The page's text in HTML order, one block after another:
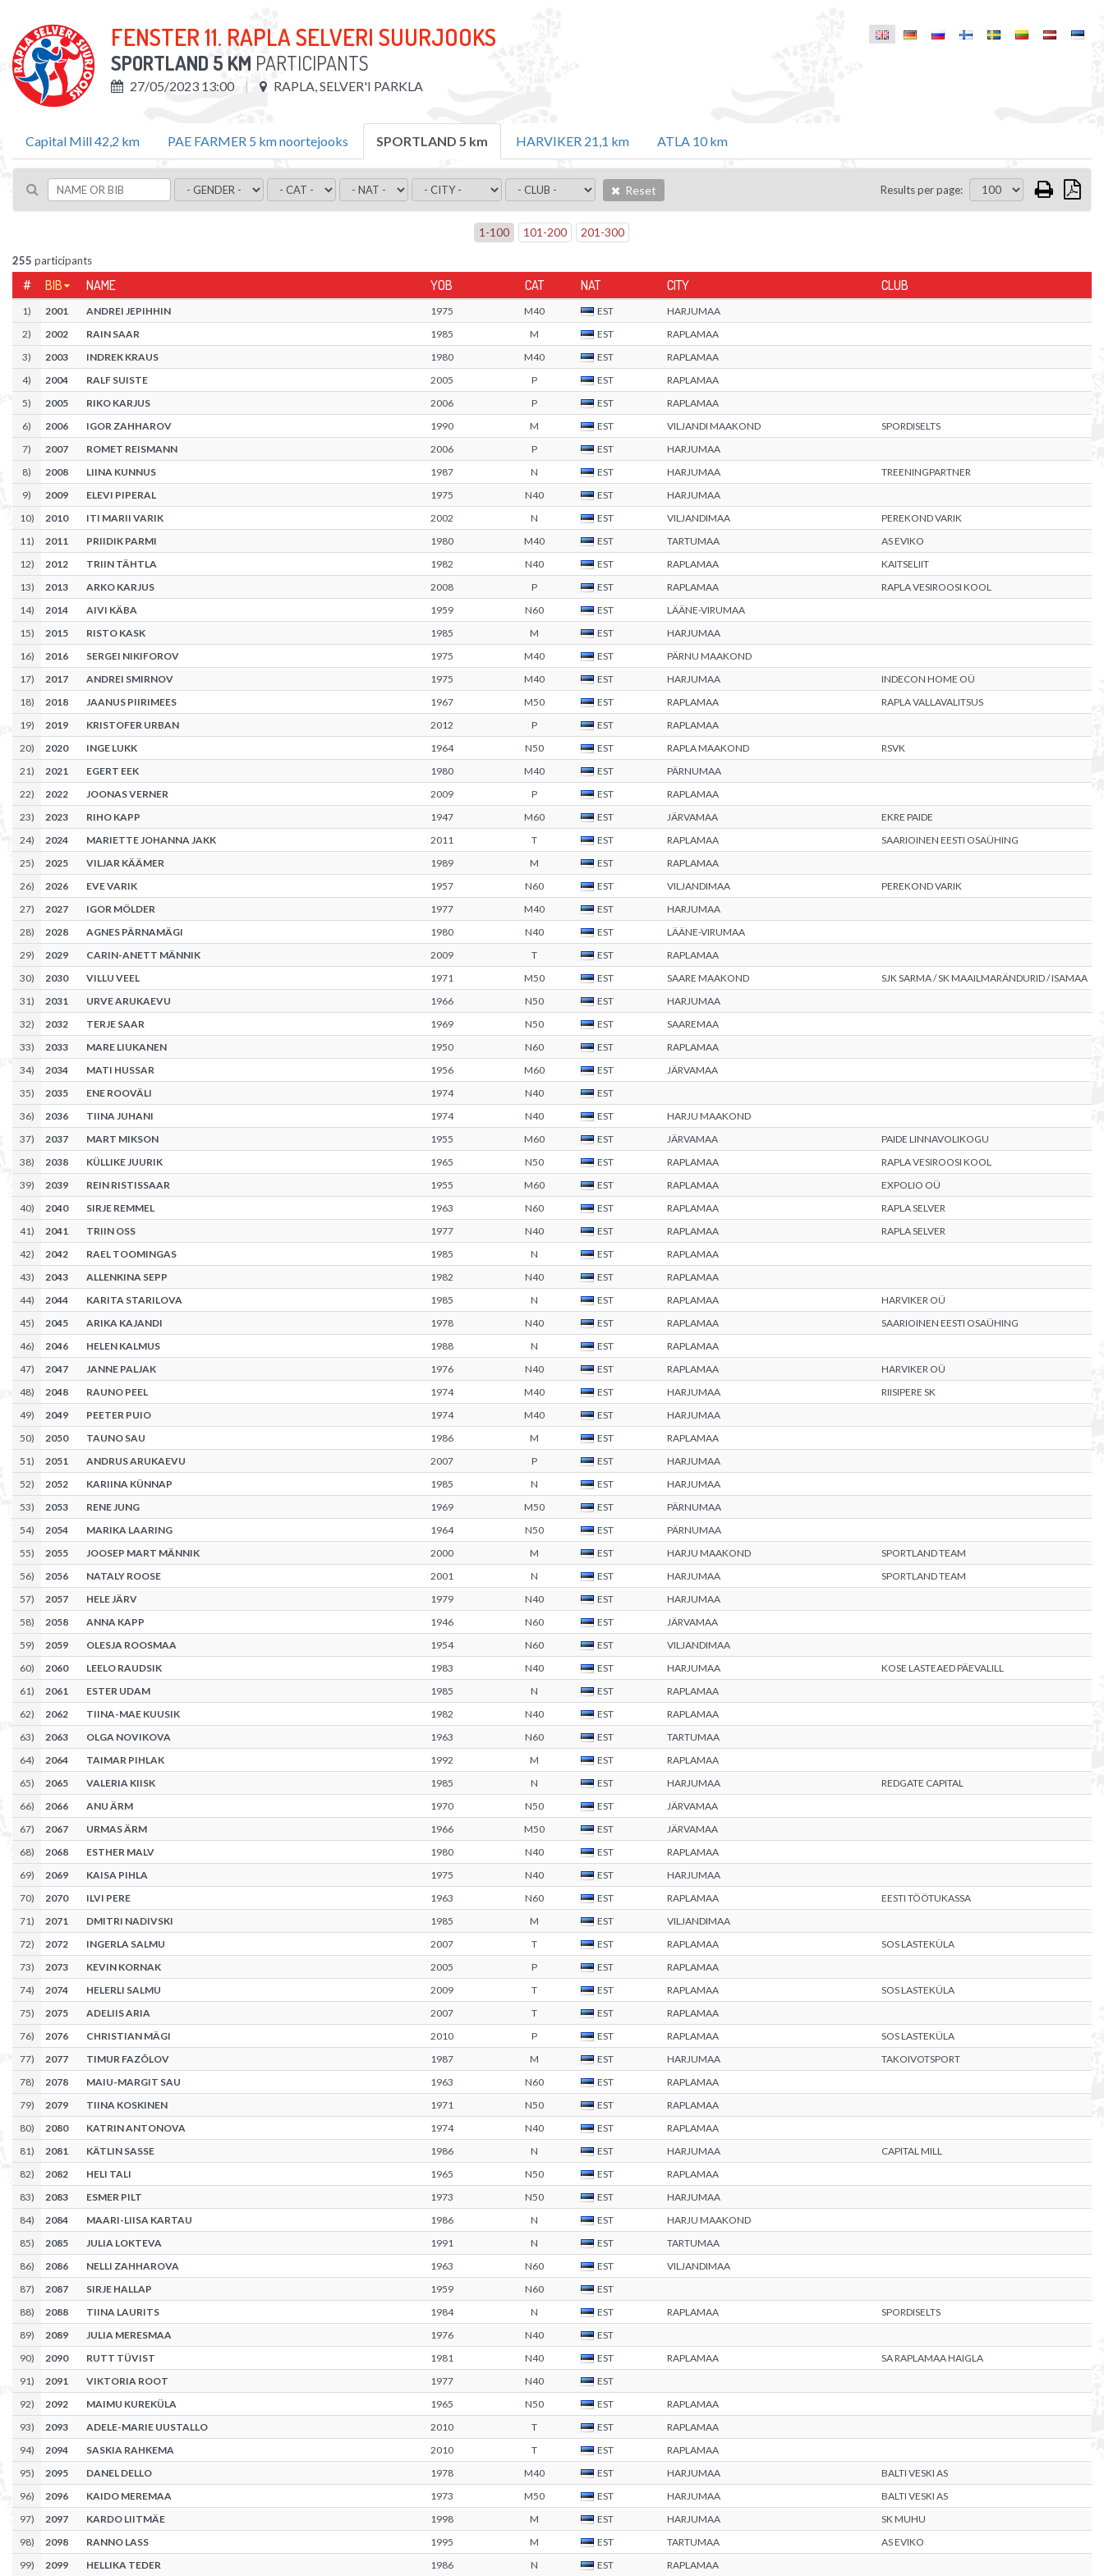
FENSTER 11. RAPLA SELVERI SUURJOOKS
SPORTLAND 5 KM PARTICIPANTS
27/05/2023 13:00 RAPLA, SELVER'I PARKLA
Capital Mill 42,2 km PAE FARMER 5 km noortejooks SPORTLAND 5 km HARVIKER 21,1 km ATLA 10 km
Reset Results per page:
1 -100 101 -200 201 -300
255 participants
# BIB NAME YOB CAT NAT CITY CLUB
1) 2001 ANDREI JEPIHHIN 1975 M40 EST
HARJUMAA
2) 2002 RAIN SAAR 1985 M EST
RAPLAMAA
3) 2003 INDREK KRAUS 1980 M40 EST
RAPLAMAA
4) 2004 RALF SUISTE 2005 P EST
RAPLAMAA
5) 2005 RIKO KARJUS 2006 P EST
RAPLAMAA
6) 2006 IGOR ZAHHAROV 1990 M EST VILJANDI MAAKOND
SPORDISELTS
7) 2007 ROMET REISMANN 2006 P EST
HARJUMAA
8) 2008 LIINA KUNNUS 1987 N EST HARJUMAA
TREENINGPARTNER
9) 2009 ELEVI PIPERAL 1975 N40 EST
HARJUMAA
10) 2010 ITI MARII VARIK 2002 N EST VILJANDIMAA
PEREKOND VARIK
11) 2011 PRIIDIK PARMI 1980 M40 EST TARTUMAA
AS EVIKO
12) 2012 TRIIN TÄHTLA 1982 N40 EST RAPLAMAA
KAITSELIIT
13) 2013 ARKO KARJUS 2008 P EST RAPLAMAA
RAPLA VESIROOSI KOOL
14) 2014 AIVI KÄBA 1959 N60 EST
LÄÄNE-VIRUMAA
15) 2015 RISTO KASK 1985 M EST
HARJUMAA
16) 2016 SERGEI NIKIFOROV 1975 M40 EST
PÄRNU MAAKOND
17) 2017 ANDREI SMIRNOV 1975 M40 EST HARJUMAA
INDECON HOME OÜ
18) 2018 JAANUS PIIRIMEES 1967 M50 EST RAPLAMAA
RAPLA VALLAVALITSUS
19) 2019 KRISTOFER URBAN 2012 P EST
RAPLAMAA
20) 2020 INGE LUKK 1964 N50 EST RAPLA MAAKOND
RSVK
21) 2021 EGERT EEK 1980 M40 EST
PÄRNUMAA
22) 2022 JOONAS VERNER 2009 P EST
RAPLAMAA
23) 2023 RIHO KAPP 1947 M60 EST JÄRVAMAA
EKRE PAIDE
24) 2024 MARIETTE JOHANNA JAKK 2011 T EST RAPLAMAA
SAARIOINEN EESTI OSAÜHING
25) 2025 VILJAR KÄÄMER 1989 M EST
RAPLAMAA
26) 2026 EVE VARIK 1957 N60 EST VILJANDIMAA
PEREKOND VARIK
27) 2027 IGOR MÖLDER 1977 M40 EST
HARJUMAA
28) 2028 AGNES PÄRNAMÄGI 1980 N40 EST
LÄÄNE-VIRUMAA
29) 2029 CARIN-ANETT MÄNNIK 2009 T EST
RAPLAMAA
30) 2030 VILLU VEEL 1971 M50 EST SAARE MAAKOND
SJK SARMA / SK MAAILMARÄNDURID / ISAMAA
31) 2031 URVE ARUKAEVU 1966 N50 EST
HARJUMAA
32) 2032 TERJE SAAR 1969 N50 EST
SAAREMAA
33) 2033 MARE LIUKANEN 1950 N60 EST
RAPLAMAA
34) 2034 MATI HUSSAR 1956 M60 EST
JÄRVAMAA
35) 2035 ENE ROOVÄLI 1974 N40
EST
36) 2036 TIINA JUHANI 1974 N40 EST
HARJU MAAKOND
37) 2037 MART MIKSON 1955 M60 EST JÄRVAMAA
PAIDE LINNAVOLIKOGU
38) 2038 KÜLLIKE JUURIK 1965 N50 EST RAPLAMAA
RAPLA VESIROOSI KOOL
39) 2039 REIN RISTISSAAR 1955 M60 EST RAPLAMAA
EXPOLIO OÜ
40) 2040 SIRJE REMMEL 1963 N60 EST RAPLAMAA
RAPLA SELVER
41) 2041 TRIIN OSS 1977 N40 EST RAPLAMAA
RAPLA SELVER
42) 2042 RAEL TOOMINGAS 1985 N EST
RAPLAMAA
43) 2043 ALLENKINA SEPP 1982 N40 EST
RAPLAMAA
44) 2044 KARITA STARILOVA 1985 N EST RAPLAMAA
HARVIKER OÜ
45) 2045 ARIKA KAJANDI 1978 N40 EST RAPLAMAA
SAARIOINEN EESTI OSAÜHING
46) 2046 HELEN KALMUS 1988 N EST
RAPLAMAA
47) 2047 JANNE PALJAK 1976 N40 EST RAPLAMAA
HARVIKER OÜ
48) 2048 RAUNO PEEL 1974 M40 EST HARJUMAA
RIISIPERE SK
49) 2049 PEETER PUIO 1974 M40 EST
HARJUMAA
50) 2050 TAUNO SAU 1986 M EST
RAPLAMAA
51) 2051 ANDRUS ARUKAEVU 2007 P EST
HARJUMAA
52) 2052 KARIINA KÜNNAP 1985 N EST
HARJUMAA
53) 2053 RENE JUNG 1969 M50 EST
PÄRNUMAA
54) 2054 MARIKA LAARING 1964 N50 EST
PÄRNUMAA
55) 2055 JOOSEP MART MÄNNIK 2000 M EST HARJU MAAKOND
SPORTLAND TEAM
56) 2056 NATALY ROOSE 2001 N EST HARJUMAA
SPORTLAND TEAM
57) 2057 HELE JÄRV 1979 N40 EST
HARJUMAA
58) 2058 ANNA KAPP 1946 N60 EST
JÄRVAMAA
59) 2059 OLESJA ROOSMAA 1954 N60 EST
VILJANDIMAA
60) 2060 LEELO RAUDSIK 1983 N40 EST HARJUMAA
KOSE LASTEAED PÄEVALILL
61) 2061 ESTER UDAM 1985 N EST
RAPLAMAA
62) 2062 TIINA-MAE KUUSIK 1982 N40 EST
RAPLAMAA
63) 2063 OLGA NOVIKOVA 1963 N60 EST
TARTUMAA
64) 2064 TAIMAR PIHLAK 1992 M EST
RAPLAMAA
65) 2065 VALERIA KIISK 1985 N EST HARJUMAA
REDGATE CAPITAL
66) 2066 ANU ÄRM 1970 N50 EST
JÄRVAMAA
67) 2067 URMAS ÄRM 1966 M50 EST
JÄRVAMAA
68) 2068 ESTHER MALV 1980 N40 EST
RAPLAMAA
69) 2069 KAISA PIHLA 1975 N40 EST
HARJUMAA
70) 2070 ILVI PERE 1963 N60 EST RAPLAMAA
EESTI TÖÖTUKASSA
71) 2071 DMITRI NADIVSKI 1985 M EST
VILJANDIMAA
72) 2072 INGERLA SALMU 2007 T EST RAPLAMAA
SOS LASTEKÜLA
73) 2073 KEVIN KORNAK 2005 P EST
RAPLAMAA
74) 2074 HELERLI SALMU 2009 T EST RAPLAMAA
SOS LASTEKÜLA
75) 2075 ADELIIS ARIA 2007 T EST
RAPLAMAA
76) 2076 CHRISTIAN MÄGI 2010 P EST RAPLAMAA
SOS LASTEKÜLA
77) 2077 TIMUR FAZÕLOV 1987 M EST HARJUMAA
TAKOIVOTSPORT
78) 2078 MAIU-MARGIT SAU 1963 N60 EST
RAPLAMAA
79) 2079 TIINA KOSKINEN 1971 N50 EST
RAPLAMAA
80) 2080 KATRIN ANTONOVA 1974 N40 EST
RAPLAMAA
81) 2081 KÄTLIN SASSE 1986 N EST HARJUMAA
CAPITAL MILL
82) 2082 HELI TALI 1965 N50 EST
RAPLAMAA
83) 2083 ESMER PILT 1973 N50 EST
HARJUMAA
84) 2084 MAARI-LIISA KARTAU 1986 N EST
HARJU MAAKOND
85) 2085 JULIA LOKTEVA 1991 N EST
TARTUMAA
86) 2086 NELLI ZAHHAROVA 1963 N60 EST
VILJANDIMAA
87) 2087 SIRJE HALLAP 1959 N60
EST
88) 2088 TIINA LAURITS 1984 N EST RAPLAMAA
SPORDISELTS
89) 2089 JULIA MERESMAA 1976 N40
EST
90) 2090 RUTT TÜVIST 1981 N40 EST RAPLAMAA
SA RAPLAMAA HAIGLA
91) 2091 VIKTORIA ROOT 1977 N40
EST
92) 2092 MAIMU KUREKÜLA 1965 N50 EST
RAPLAMAA
93) 2093 ADELE-MARIE UUSTALLO 2010 T EST
RAPLAMAA
94) 2094 SASKIA RAHKEMA 2010 T EST
RAPLAMAA
95) 2095 DANEL DELLO 1978 M40 EST HARJUMAA
BALTI VESKI AS
96) 2096 KAIDO MEREMAA 1973 M50 EST HARJUMAA
BALTI VESKI AS
97) 2097 KARDO LIITMÄE 1998 M EST HARJUMAA
SK MUHU
98) 2098 RANNO LASS 1995 M EST TARTUMAA
AS EVIKO
99) 2099 HELLIKA TEDER 1986 N EST RAPLAMAA